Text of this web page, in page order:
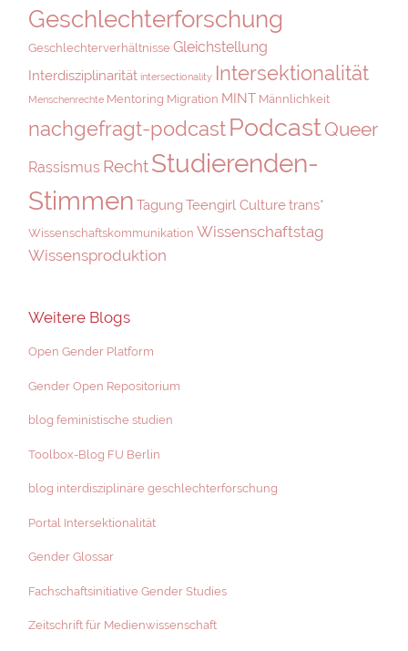
Geschlechterforschung
Geschlechterverhältnisse Gleichstellung
Interdisziplinarität intersectionality Intersektionalität
Menschenrechte Mentoring Migration MINT Männlichkeit
nachgefragt-podcastPodcastQueer
Rassismus RechtStudierenden-
Stimmen Tagung Teengirl Culturetrans*
Wissenschaftskommunikation Wissenschaftstag
Wissensproduktion
Weitere Blogs
Open Gender Platform
Gender Open Repositorium
blog feministische studien
Toolbox-Blog FU Berlin
blog interdisziplinäre geschlechterforschung
Portal Intersektionalität
Gender Glossar
Fachschaftsinitiative Gender Studies
Zeitschrift für Medienwissenschaft